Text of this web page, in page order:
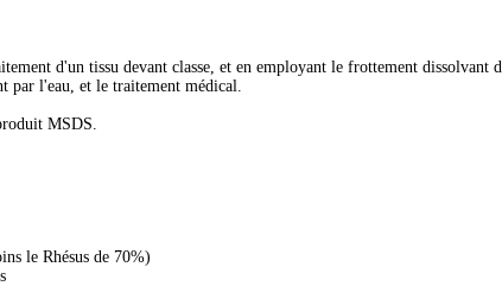
d'un tissu devant classe, et en employant le frottement dissolvant
par l'eau, et le traitement médical.
MSDS.
le Rhésus de 70%)